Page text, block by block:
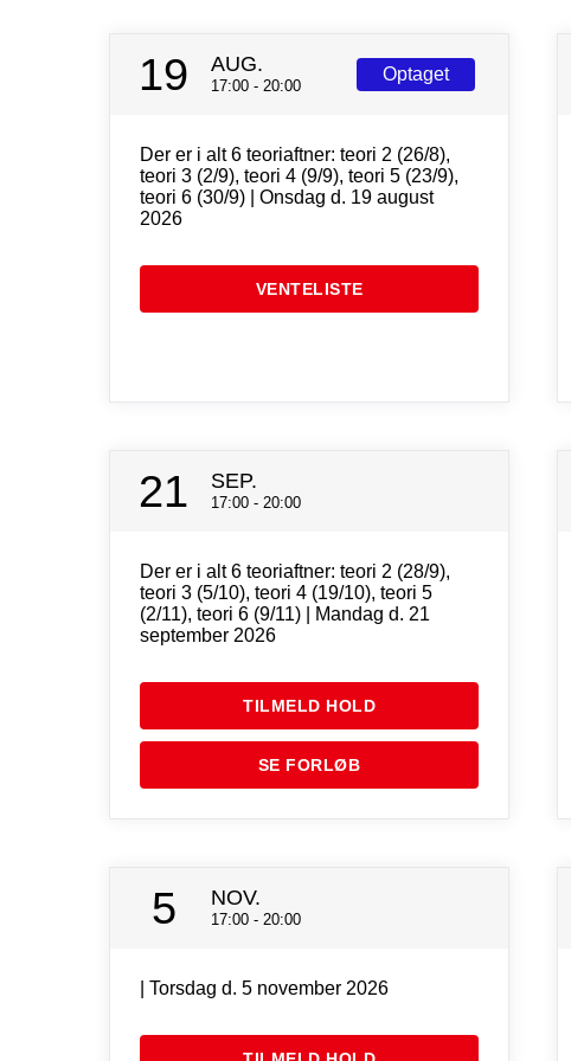
19 AUG.
17:00 - 20:00
Optaget
Der er i alt 6 teoriaftner: teori 2 (26/8),
teori 3 (2/9), teori 4 (9/9), teori 5 (23/9),
teori 6 (30/9) | Onsdag d. 19 august
2026
VENTELISTE
21 SEP.
17:00 - 20:00
Der er i alt 6 teoriaftner: teori 2 (28/9),
teori 3 (5/10), teori 4 (19/10), teori 5
(2/11), teori 6 (9/11) | Mandag d. 21
september 2026
TILMELD HOLD
SE FORLØB
5 NOV.
17:00 - 20:00
| Torsdag d. 5 november 2026